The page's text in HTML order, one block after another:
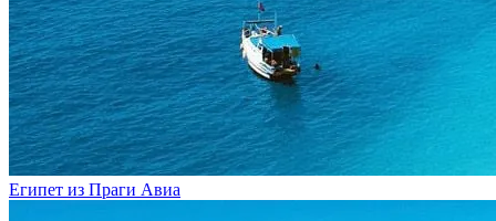
Египет из Праги Авиа